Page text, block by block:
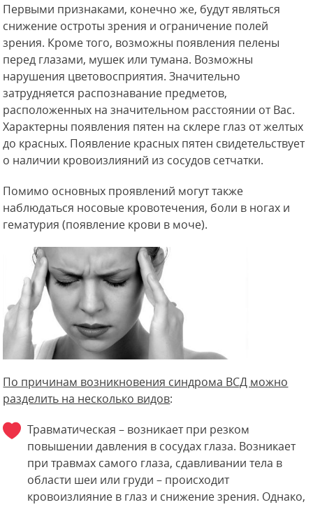
Первыми признаками, конечно же, будут являться
снижение остроты зрения и ограничение полей
зрения. Кроме того, возможны появления пелены
перед глазами, мушек или тумана. Возможны
нарушения цветовосприятия. Значительно
затрудняется распознавание предметов,
расположенных на значительном расстоянии от Вас.
Характерны появления пятен на склере глаз от желтых
до красных. Появление красных пятен свидетельствует
о наличии кровоизлияний из сосудов сетчатки.
Помимо основных проявлений могут также
наблюдаться носовые кровотечения, боли в ногах и
гематурия (появление крови в моче).
По причинам возникновения синдрома ВСД можно
разделить на несколько видов:
Травматическая – возникает при резком
повышении давления в сосудах глаза. Возникает
при травмах самого глаза, сдавливании тела в
области шеи или груди – происходит
кровоизлияние в глаз и снижение зрения. Однако,